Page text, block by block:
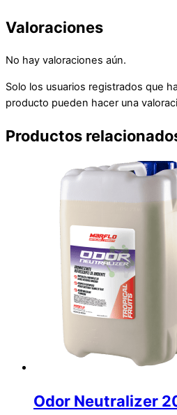
Valoraciones
No hay valoraciones aún.
Solo los usuarios registrados que
producto pueden hacer una
Productos
Odor Neutralizer